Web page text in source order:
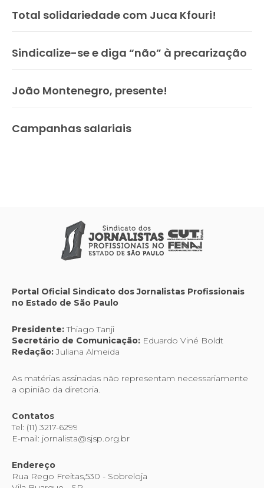
Total solidariedade com Juca Kfouri!
Sindicalize-se e diga “não” à precarização
João Montenegro, presente!
Campanhas salariais
Portal Oficial Sindicato dos Jornalistas Profissionais
no Estado de São Paulo
Presidente:Thiago Tanji
Secretário de Comunicação: Eduardo Viné Boldt
Redação:Juliana Almeida
As matérias assinadas não representam necessariamente
a opinião da diretoria.
Contatos
Tel: (11) 3217-6299
E-mail: jornalista@sjsp.org.br
Endereço
Rua Rego Freitas,530 - Sobreloja